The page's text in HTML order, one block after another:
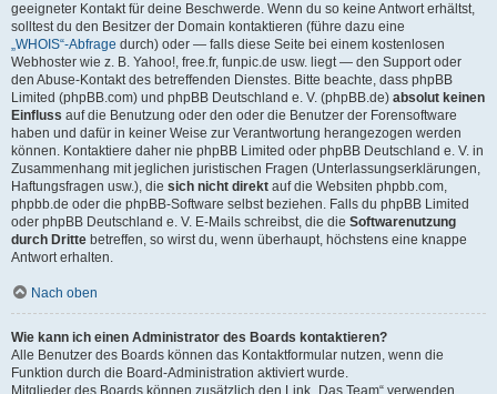
geeigneter Kontakt für deine Beschwerde. Wenn du so keine Antwort erhältst,
solltest du den Besitzer der Domain kontaktieren (führe dazu eine
„WHOIS“-Abfrage durch) oder — falls diese Seite bei einem kostenlosen
Webhoster wie z. B. Yahoo!, free.fr, funpic.de usw. liegt — den Support oder
den Abuse-Kontakt des betreffenden Dienstes. Bitte beachte, dass phpBB
Limited (phpBB.com) und phpBB Deutschland e. V. (phpBB.de) absolut keinen
Einfluss auf die Benutzung oder den oder die Benutzer der Forensoftware
haben und dafür in keiner Weise zur Verantwortung herangezogen werden
können. Kontaktiere daher nie phpBB Limited oder phpBB Deutschland e. V. in
Zusammenhang mit jeglichen juristischen Fragen (Unterlassungserklärungen,
Haftungsfragen usw.), die sich nicht direkt auf die Websiten phpbb.com,
phpbb.de oder die phpBB-Software selbst beziehen. Falls du phpBB Limited
oder phpBB Deutschland e. V. E-Mails schreibst, die die Softwarenutzung
durch Dritte betreffen, so wirst du, wenn überhaupt, höchstens eine knappe
Antwort erhalten.
Nach oben
Wie kann ich einen Administrator des Boards kontaktieren?
Alle Benutzer des Boards können das Kontaktformular nutzen, wenn die
Funktion durch die Board-Administration aktiviert wurde.
Mitglieder des Boards können zusätzlich den Link „Das Team“ verwenden.